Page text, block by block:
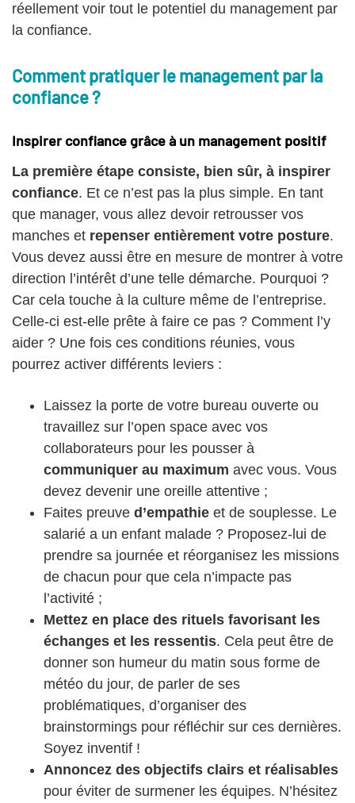
réellement voir tout le potentiel du management par
la confiance.
Comment pratiquer le management par la
confiance ?
Inspirer confiance grâce à un management positif
La première étape consiste, bien sûr, à inspirer
confiance. Et ce n’est pas la plus simple. En tant
que manager, vous allez devoir retrousser vos
manches et repenser entièrement votre posture.
Vous devez aussi être en mesure de montrer à votre
direction l’intérêt d’une telle démarche. Pourquoi ?
Car cela touche à la culture même de l’entreprise.
Celle-ci est-elle prête à faire ce pas ? Comment l’y
aider ? Une fois ces conditions réunies, vous
pourrez activer différents leviers :
Laissez la porte de votre bureau ouverte ou
travaillez sur l’open space avec vos
collaborateurs pour les pousser à
communiquer au maximum avec vous. Vous
devez devenir une oreille attentive ;
Faites preuve d’empathie et de souplesse. Le
salarié a un enfant malade ? Proposez-lui de
prendre sa journée et réorganisez les missions
de chacun pour que cela n’impacte pas
l’activité ;
Mettez en place des rituels favorisant les
échanges et les ressentis. Cela peut être de
donner son humeur du matin sous forme de
météo du jour, de parler de ses
problématiques, d’organiser des
brainstormings pour réfléchir sur ces dernières.
Soyez inventif !
Annoncez des objectifs clairs et réalisables
pour éviter de surmener les équipes. N’hésitez